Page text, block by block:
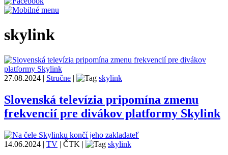
skylink
27.08.2024 | Stručne | skylink
Slovenská televízia pripomína zmenu
frekvencií pre divákov platformy Skylink
14.06.2024 | TV | ČTK | skylink